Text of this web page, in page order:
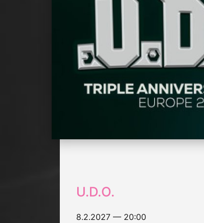
U.D.O.
8.2.2027 — 20:00